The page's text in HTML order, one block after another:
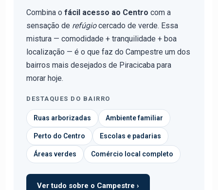
Combina o fácil acesso ao Centro com a
sensação de refúgiocercado de verde. Essa
mistura — comodidade + tranquilidade + boa
localização — é o que faz do Campestre um dos
bairros mais desejados de Piracicaba para
morar hoje.
DESTAQUES DO BAIRRO
Ruas arborizadas Ambiente familiar
Perto do Centro Escolas e padarias
Áreas verdes Comércio local completo
Ver tudo sobre o Campestre ›